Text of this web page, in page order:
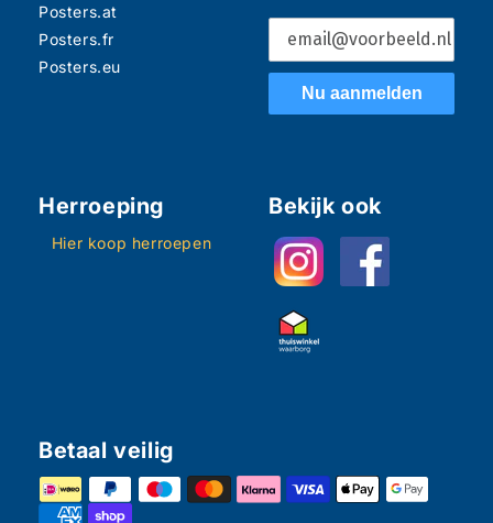
Posters.at
Posters.fr
Posters.eu
Nu aanmelden
Herroeping
Hier koop herroepen
Bekijk ook
Betaal veilig